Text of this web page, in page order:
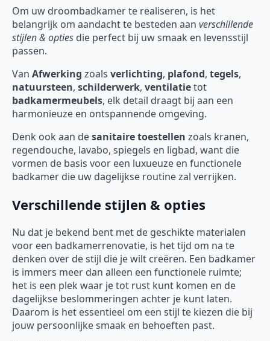
Om uw droombadkamer te realiseren, is het
belangrijk om aandacht te besteden aan verschillende
stijlen & opties die perfect bij uw smaak en levensstijl
passen.
Van Afwerking zoals verlichting, plafond, tegels,
natuursteen, schilderwerk, ventilatietot
badkamermeubels, elk detail draagt bij aan een
harmonieuze en ontspannende omgeving.
Denk ook aan desanitaire toestellen zoals kranen,
regendouche, lavabo, spiegels en ligbad, want die
vormen de basis voor een luxueuze en functionele
badkamer die uw dagelijkse routine zal verrijken.
Verschillende stijlen & opties
Nu dat je bekend bent met de geschikte materialen
voor een badkamerrenovatie, is het tijd om na te
denken over de stijl die je wilt creëren. Een badkamer
is immers meer dan alleen een functionele ruimte;
het is een plek waar je tot rust kunt komen en de
dagelijkse beslommeringen achter je kunt laten.
Daarom is het essentieel om een stijl te kiezen die bij
jouw persoonlijke smaak en behoeften past.